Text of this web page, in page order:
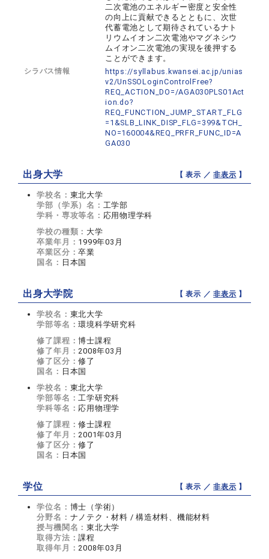
二次電池のエネルギー密度と安全性
の向上に貢献できるとともに、次世
代蓄電池として期待されているナト
リウムイオン二次電池やマグネシウ
ムイオン二次電池の実現を後押する
ことができます。
シラバス情報
https://syllabus.kwansei.ac.jp/unias
v2/UnSSOLoginControlFree?
REQ_ACTION_DO=/AGA030PLS01Act
ion.do?
REQ_FUNCTION_JUMP_START_FLG
=1&SLB_LINK_DISP_FLG=399&TCH_
NO=160004&REQ_PRFR_FUNC_ID=A
GA030
出身大学 【 表示 ／非表示 】
学校名： 東北大学
学部（学系）名： 工学部
学科・専攻等名： 応用物理学科
学校の種類： 大学
卒業年月： 1999年03月
卒業区分：卒業
国名： 日本国
出身大学院 【 表示 ／非表示 】
学校名： 東北大学
学部等名：環境科学研究科
修了課程：博士課程
修了年月：2008年03月
修了区分：修了
国名： 日本国
学校名： 東北大学
学部等名：工学研究科
学科等名： 応用物理学
修了課程：修士課程
修了年月：2001年03月
修了区分：修了
国名： 日本国
学位 【 表示 ／非表示 】
学位名： 博士（学術）
分野名： ナノテク・材料 / 構造材料、機能材料
授与機関名：東北大学
取得方法：課程
取得年月：2008年03月